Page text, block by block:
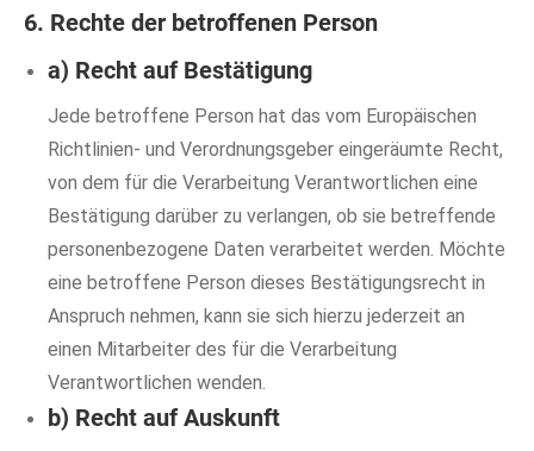
6. Rechte der betroffenen Person
a) Recht auf Bestätigung
Jede betroffene Person hat das vom Europäischen
Richtlinien- und Verordnungsgeber eingeräumte Recht,
von dem für die Verarbeitung Verantwortlichen eine
Bestätigung darüber zu verlangen, ob sie betreffende
personenbezogene Daten verarbeitet werden. Möchte
eine betroffene Person dieses Bestätigungsrecht in
Anspruch nehmen, kann sie sich hierzu jederzeit an
einen Mitarbeiter des für die Verarbeitung
Verantwortlichen wenden.
b) Recht auf Auskunft